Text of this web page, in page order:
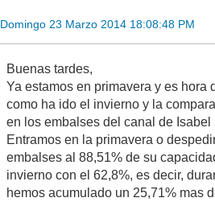
Domingo 23 Marzo 2014 18:08:48 PM
Buenas tardes,
Ya estamos en primavera y es hora
como ha ido el invierno y la
en los embalses del canal de Isabel
Entramos en la primavera o
embalses al 88,51% de su
invierno con el 62,8%, es decir,
hemos acumulado un 25,71% mas